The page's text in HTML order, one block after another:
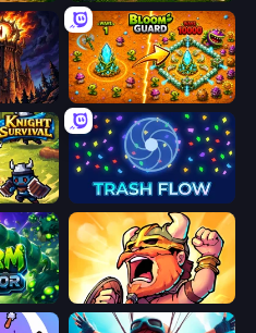
BloomGuard
Trash Flow
World Survivors